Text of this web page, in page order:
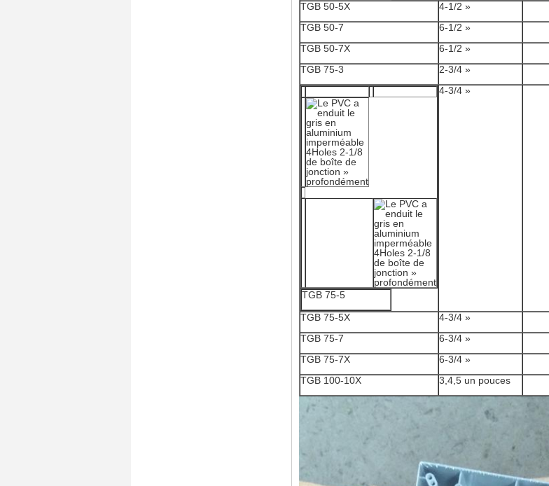
TGB 50-5X 4-1/2 »
TGB 50-7
6-1/2 »
TGB 50-7X
6-1/2 »
TGB 75-3
2-3/4 »
TGB 75-5
4-3/4 »
TGB 75-5X 4-3/4 »
TGB 75-7
6-3/4 »
TGB 75-7X
6-3/4 »
TGB 100-10X
3,4,5 un pouces